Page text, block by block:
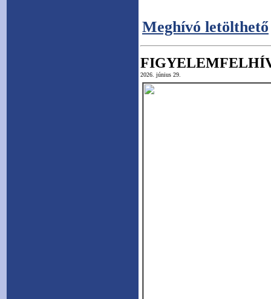
Meghívó letölthető
2026. június 29.